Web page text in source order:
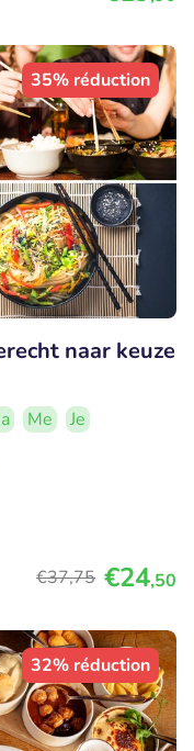
35% réduction
naar keuze
Me
Je
€37,75 €24,50
32% réduction